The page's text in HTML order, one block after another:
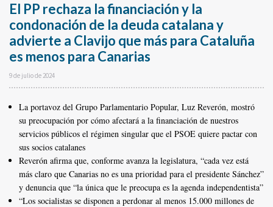
El PP rechaza la financiación y la
condonación de la deuda catalana y
advierte a Clavijo que más para Cataluña
es menos para Canarias
9 de julio de 2024
La portavoz del Grupo Parlamentario Popular, Luz Reverón, mostró
su preocupación por cómo afectará a la financiación de nuestros
servicios públicos el régimen singular que el PSOE quiere pactar con
sus socios catalanes
Reverón afirma que, conforme avanza la legislatura, “cada vez está
más claro que Canarias no es una prioridad para el presidente Sánchez”
y denuncia que “la única que le preocupa es la agenda independentista”
“Los socialistas se disponen a perdonar al menos 15.000 millones de